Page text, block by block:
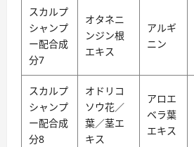
スカルプ
シャンプ
ー配合成
分7
オタネニ
ンジン根
エキス
アルギ
ニン
スカルプ
シャンプ
ー配合成
分8
オドリコ
ソウ花／
葉／茎エ
キス
アロエ
ベラ葉
エキス